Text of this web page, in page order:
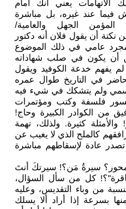
يعني أنكَ أمام
فيما عند غيره، بل مباشرة
الجهل والعامية/
نكتة أن يقول فلان أنه دكتور
مجرد عامي في ذلك الموضوع
أن يكون في صلب شهاداته
لم يفهم خدعة الكوفيد ويقول
في التاريخ طوال عمره
ولم يتشكك في شيء فيه
فلسفة وكتب ومؤتمرات
من الكوادر الكبيرة وحاج!
كثيرة. ولذلك، تهمة
كالملح الذي لا يغيب عن
عادة لإسقاطهم مباشرة
سيرةُ مَن؟! سيرتكَ أنتَ
كل من سأل السؤال،
من وباء التقديس، وعليه
بسرعة إذا أراد ألا يسلك